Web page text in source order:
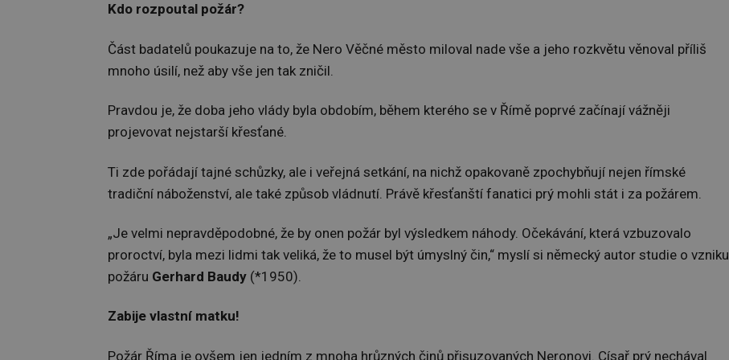
Kdo rozpoutal požár?
Část badatelů poukazuje na to, že Nero Věčné město miloval nade vše a jeho rozkvětu věnoval příliš
mnoho úsilí, než aby vše jen tak zničil.
Pravdou je, že doba jeho vlády byla obdobím, během kterého se v Římě poprvé začínají vážněji
projevovat nejstarší křesťané.
Ti zde pořádají tajné schůzky, ale i veřejná setkání, na nichž opakovaně zpochybňují nejen římské
tradiční náboženství, ale také způsob vládnutí. Právě křesťanští fanatici prý mohli stát i za požárem.
„Je velmi nepravděpodobné, že by onen požár byl výsledkem náhody. Očekávání, která vzbuzovalo
proroctví, byla mezi lidmi tak veliká, že to musel být úmyslný čin,“ myslí si německý autor studie o vzniku
požáru Gerhard Baudy (*1950).
Zabije vlastní matku!
Požár Říma je ovšem jen jedním z mnoha hrůzných činů přisuzovaných Neronovi. Císař prý nechával